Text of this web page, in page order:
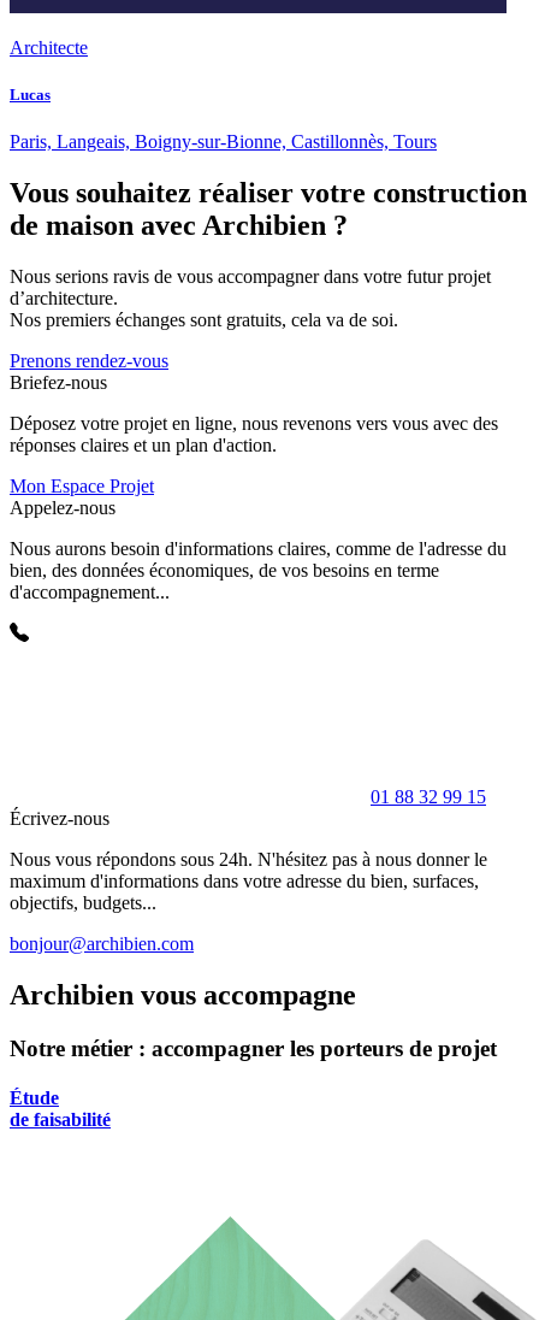
Architecte
Lucas
Paris, Langeais, Boigny-sur-Bionne, Castillonnès, Tours
Vous souhaitez réaliser votre construction
de maison avec Archibien ?
Nous serions ravis de vous accompagner dans votre futur projet
d’architecture.
Nos premiers échanges sont gratuits, cela va de soi.
Prenons rendez-vous
Briefez-nous
Déposez votre projet en ligne, nous revenons vers vous avec des
réponses claires et un plan d'action.
Mon Espace Projet
Appelez-nous
Nous aurons besoin d'informations claires, comme de l'adresse du
bien, des données économiques, de vos besoins en terme
d'accompagnement...
01 88 32 99 15
Écrivez-nous
Nous vous répondons sous 24h. N'hésitez pas à nous donner le
maximum d'informations dans votre adresse du bien, surfaces,
objectifs, budgets...
bonjour@archibien.com
Archibien vous accompagne
Notre métier : accompagner les porteurs de projet
Étude
de faisabilité